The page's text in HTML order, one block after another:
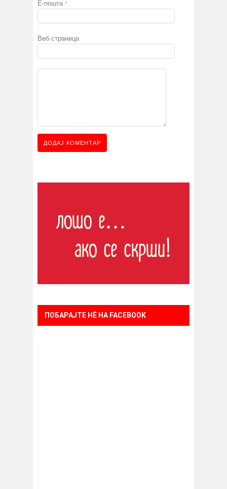
Е-пошта *
Веб страница
ПОБАРАЈТЕ НÈ НА FACEBOOK